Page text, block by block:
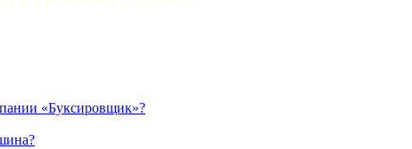
«Буксировщик»?